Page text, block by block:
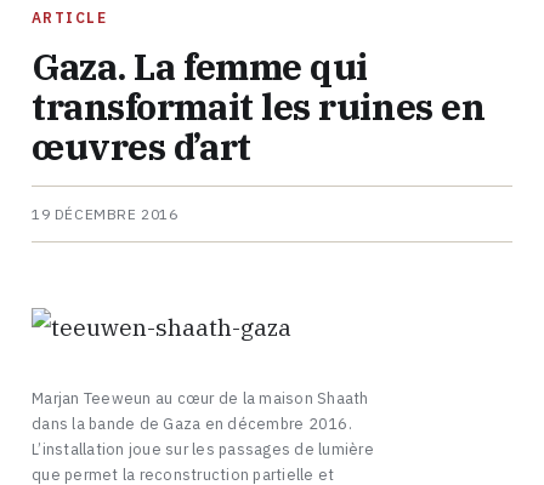
ARTICLE
Gaza. La femme qui
transformait les ruines en
œuvres d’art
19 DÉCEMBRE 2016
Marjan Teeweun au cœur de la maison Shaath
dans la bande de Gaza en décembre 2016.
L’installation joue sur les passages de lumière
que permet la reconstruction partielle et